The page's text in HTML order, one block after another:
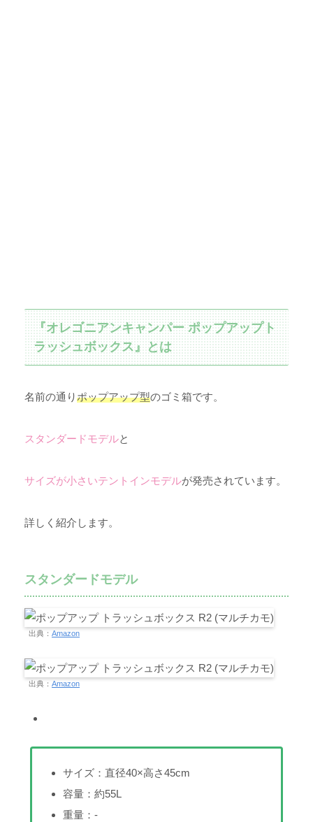
『オレゴニアンキャンパー ポップアップト
ラッシュボックス』とは
名前の通りポップアップ型のゴミ箱です。
スタンダードモデルと
サイズが小さいテントインモデルが発売されています。
詳しく紹介します。
スタンダードモデル
出典： Amazon
出典： Amazon
サイズ：直径40×高さ45cm
容量：約55L
重量：-